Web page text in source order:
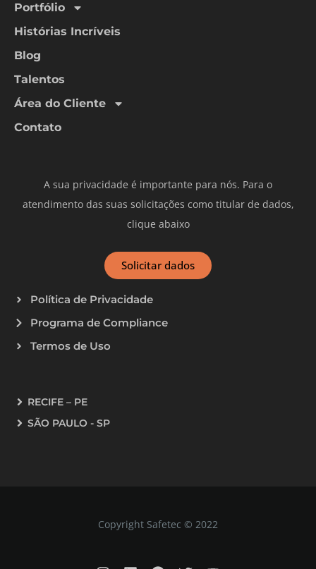
Portfólio
Histórias Incríveis
Blog
Talentos
Área do Cliente
Contato
A sua privacidade é importante para nós. Para o
atendimento das suas solicitações como titular de dados,
clique abaixo
Solicitar dados
Política de Privacidade
Programa de Compliance
Termos de Uso
RECIFE – PE
SÃO PAULO - SP
Copyright Safetec © 2022